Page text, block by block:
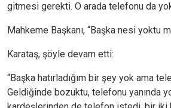
gitmesi gerekti. O arada telefonu da
Mahkeme Başkanı, “Başka nesi yoktu
Karataş, şöyle devam etti:
“Başka hatırladığım bir şey yok ama
Geldiğinde bozuktu, telefonu yanında